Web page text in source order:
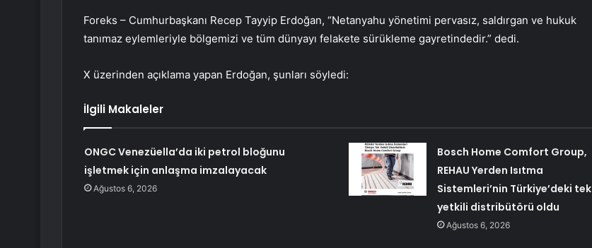
Foreks – Cumhurbaşkanı Recep Tayyip Erdoğan, “Netanyahu yönetimi pervasız, saldırgan ve hukuk
tanımaz eylemleriyle bölgemizi ve tüm dünyayı felakete sürükleme gayretindedir.” dedi.
X üzerinden açıklama yapan Erdoğan, şunları söyledi:
İlgili Makaleler
ONGC Venezüella’da iki petrol bloğunu
işletmek için anlaşma imzalayacak
Ağustos 6, 2026
Bosch Home Comfort Group,
REHAU Yerden Isıtma
Sistemleri’nin Türkiye’deki tek
yetkili distribütörü oldu
Ağustos 6, 2026